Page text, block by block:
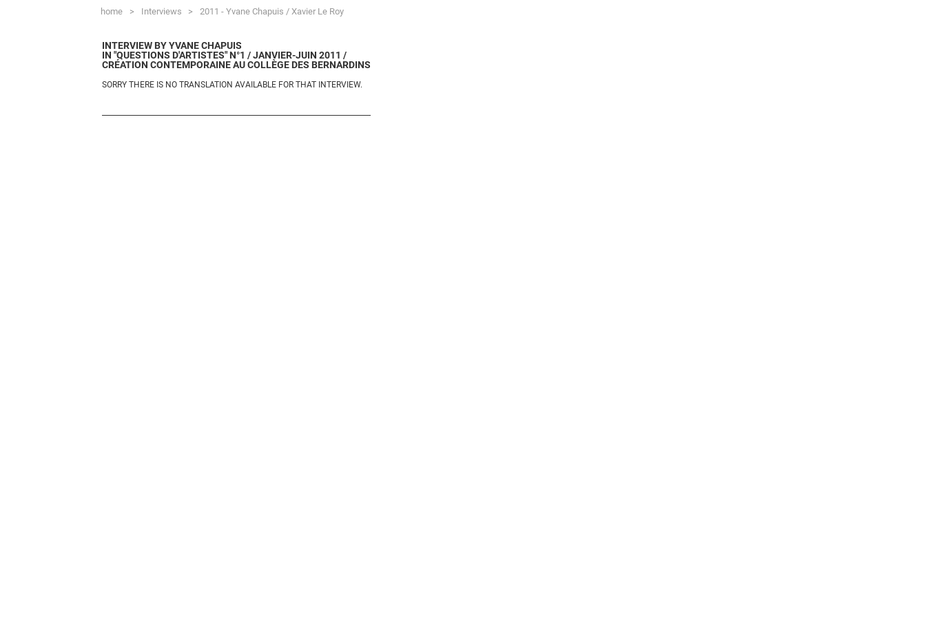
home > Interviews > 2011 - Yvane Chapuis / Xavier Le Roy
INTERVIEW BY YVANE CHAPUIS
IN "QUESTIONS D'ARTISTES" N°1 / JANVIER-JUIN 2011 /
CRÉATION CONTEMPORAINE AU COLLÈGE DES BERNARDINS
SORRY THERE IS NO TRANSLATION AVAILABLE FOR THAT INTERVIEW.